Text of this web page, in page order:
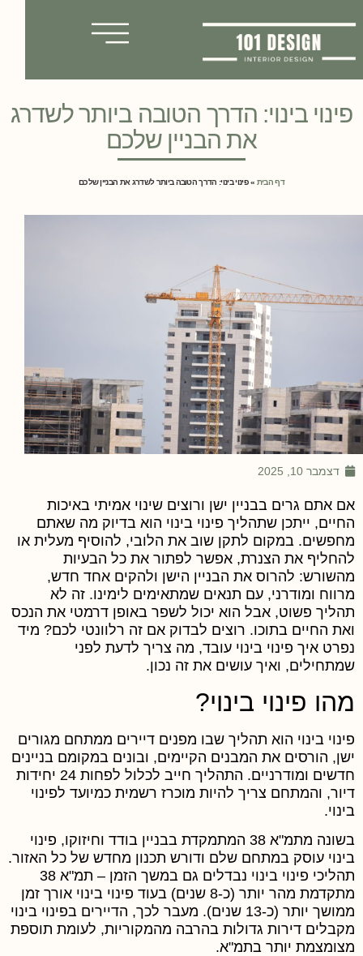
בינוי: הדרך הטובה ביותר לשדרג
את הבניין שלכם
דף הבית»פינוי בינוי: הדרך הטובה ביותר לשדרג את הבניין שלכם
דצמבר 10, 2025
אתם גרים בבניין ישן ורוצים שינוי אמיתי באיכות
ייתכן שתהליך פינוי בינוי הוא בדיוק מה שאתם
במקום לתקן שוב את הלובי, להוסיף מעלית או
את הצנרת, אפשר לפתור את כל הבעיות
להרוס את הבניין הישן ולהקים אחד חדש,
ומודרני, עם תנאים שמתאימים לימינו. זה לא
פשוט, אבל הוא יכול לשפר באופן דרמטי את הנכס
החיים בתוכו. רוצים לבדוק אם זה רלוונטי לכם? מיד
איך פינוי בינוי עובד, מה צריך לדעת לפני
ואיך עושים את זה נכון.
פינוי בינוי?
בינוי הוא תהליך שבו מפנים דיירים ממתחם מגורים
הורסים את המבנים הקיימים, ובונים במקומם בניינים
חדשים ומודרניים. התהליך חייב לכלול לפחות 24 יחידות
והמתחם צריך להיות מוכרז רשמית כמיועד לפינוי
בשונה מתמ"א 38 המתמקדת בבניין בודד וחיזוקו, פינוי
עוסק במתחם שלם ודורש תכנון מחדש של כל האזור.
תהליכי פינוי בינוי נבדלים גם במשך הזמן – תמ"א 38
מתקדמת מהר יותר (כ-8 שנים) בעוד פינוי בינוי אורך זמן
ממושך יותר (כ-13 שנים). מעבר לכך, הדיירים בפינוי בינוי
דירות גדולות בהרבה מהמקוריות, לעומת תוספת
יותר בתמ"א.